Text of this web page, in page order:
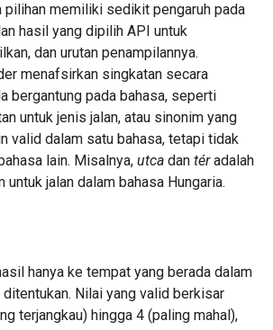
pilihan memiliki sedikit pengaruh pada
hasil yang dipilih API untuk
dan urutan penampilannya.
menafsirkan singkatan secara
bergantung pada bahasa, seperti
untuk jenis jalan, atau sinonim yang
valid dalam satu bahasa, tetapi tidak
lain. Misalnya, utca dan téradalah
untuk jalan dalam bahasa Hungaria.
hanya ke tempat yang berada dalam
ditentukan. Nilai yang valid berkisar
terjangkau) hingga 4 (paling mahal),